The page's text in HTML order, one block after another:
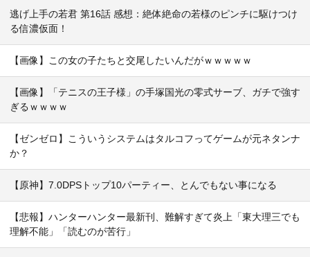
逃げ上手の若君 第16話 感想：絶体絶命の若様のピンチに駆けつけ
る信濃仮面！
【画像】この女の子たちと交尾したいんだがｗｗｗｗｗ
【画像】「テニスの王子様」の手塚国光の零式サーブ、ガチで強す
ぎるｗｗｗｗ
【ゼンゼロ】こういうシステムはタルコフってゲームが元ネタンナ
か？
【原神】7.0DPSトップ10パーティー、とんでもない事になる
【悲報】ハンターハンター最新刊、難解すぎて炎上「東大理三でも
理解不能」「読むのが苦行」